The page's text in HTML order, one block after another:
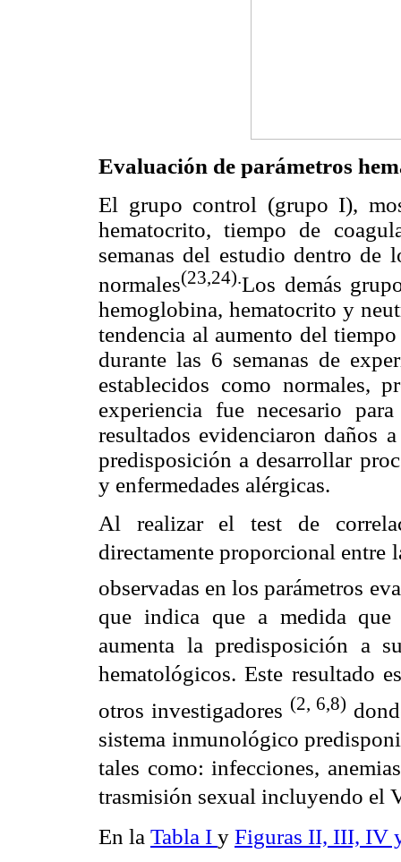
Evaluación de parámetros
El grupo control (grupo I),
hematocrito, tiempo de
semanas del estudio dentro de
normales(23,24).Los demás
hemoglobina, hematocrito y
tendencia al aumento del
durante las 6 semanas de
establecidos como normales,
experiencia fue necesario
resultados evidenciaron daños
predisposición a desarrollar
y enfermedades alérgicas.
Al realizar el test de
directamente proporcional entre
observadas en los parámetros
que indica que a medida que
aumenta la predisposición a
hematológicos. Este resultado
otros investigadores (2, 6,8)
sistema inmunológico
tales como: infecciones,
trasmisión sexual incluyendo el
En la Tabla I y Figuras II, III, IV